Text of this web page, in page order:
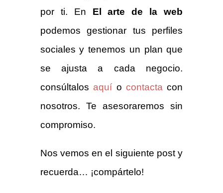
por ti. En El arte de la web
podemos gestionar tus perfiles
sociales y tenemos un plan que
se ajusta a cada negocio.
consúltalos aquí o contactacon
nosotros. Te asesoraremos sin
compromiso.
Nos vemos en el siguiente post y
recuerda… ¡compártelo!